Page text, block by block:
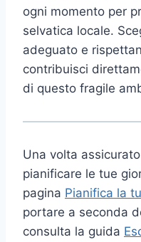
ogni momento per
selvatica locale.
adeguato e
contribuisci
di questo fragile
Una volta
pianificare le tue
pagina Pianifica la
portare a seconda
consulta la guida